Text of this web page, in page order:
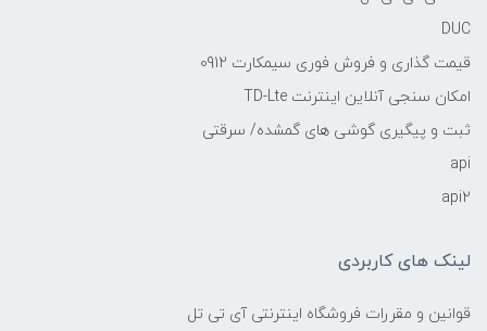
DUC
قیمت گذاری و فروش فوری سیمکارت 0912
امکان سنجی آنلاین اینترنت TD-Lte
ثبت و پیگیری گوشی های گمشده/ سرقتی
api
api2
لینک های کاربردی
قوانین و مقررات فروشگاه اینترنتی آی تی تل